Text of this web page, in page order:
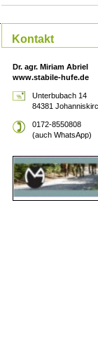
Kontakt
Dr. agr. Miriam Abriel
www.stabile-hufe.de
Unterbubach 14
84381
0172-8550808
(auch WhatsApp)